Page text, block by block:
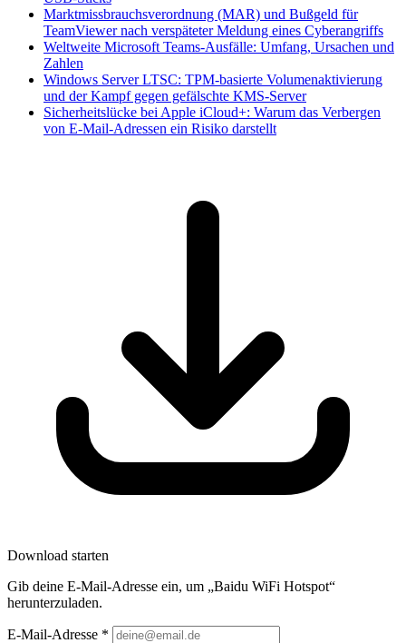
Marktmissbrauchsverordnung (MAR) und Bußgeld für
TeamViewer nach verspäteter Meldung eines Cyberangriffs
Weltweite Microsoft Teams-Ausfälle: Umfang, Ursachen und
Zahlen
Windows Server LTSC: TPM-basierte Volumenaktivierung
und der Kampf gegen gefälschte KMS-Server
Sicherheitslücke bei Apple iCloud+: Warum das Verbergen
von E-Mail-Adressen ein Risiko darstellt
Download starten
Gib deine E-Mail-Adresse ein, um „Baidu WiFi Hotspot“
herunterzuladen.
E-Mail-Adresse *